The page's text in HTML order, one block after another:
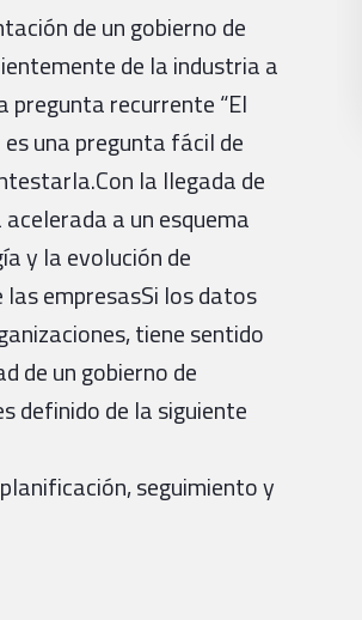
de un gobierno de
de la industria a
pregunta recurrente “El
una pregunta fácil de
la llegada de
a un esquema
y la evolución de
empresasSi los datos
tiene sentido
de un gobierno de
definido de la siguiente
seguimiento y